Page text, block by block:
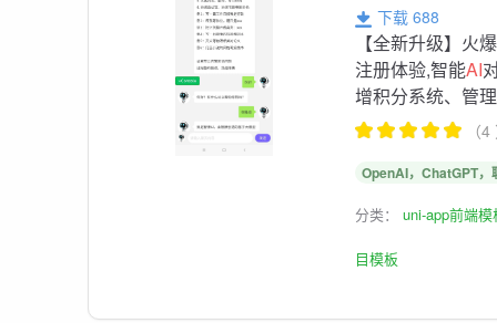
下载 688
【全新升级】火
注册体验,智能AI
增积分系统、管
（
OpenAI，ChatGPT，
分类：uni-app前端模
目模板